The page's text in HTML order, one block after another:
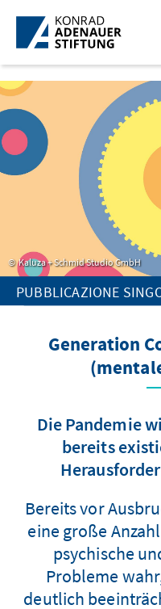
Skip to Main Content
Kaluza + Schmid Studio GmbH
PUBBLICAZIONE
Generation
Die Pandemie
bereits
Bereits vor
eine große
psychische
Probleme
deutlich